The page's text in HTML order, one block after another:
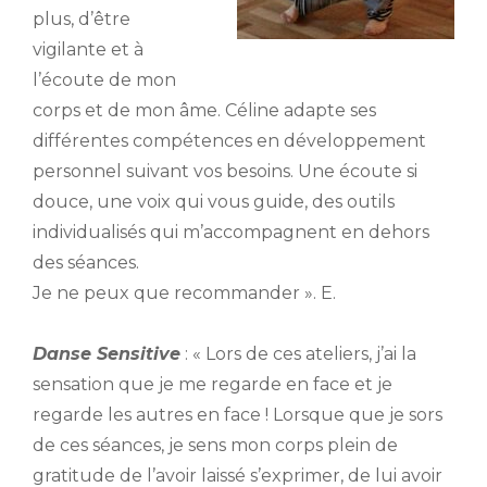
plus, d’être
vigilante et à
l’écoute de mon
corps et de mon âme. Céline adapte ses
différentes compétences en développement
personnel suivant vos besoins. Une écoute si
douce, une voix qui vous guide, des outils
individualisés qui m’accompagnent en dehors
des séances.
Je ne peux que recommander ». E.
Danse Sensitive : « Lors de ces ateliers, j’ai la
sensation que je me regarde en face et je
regarde les autres en face ! Lorsque que je sors
de ces séances, je sens mon corps plein de
gratitude de l’avoir laissé s’exprimer, de lui avoir